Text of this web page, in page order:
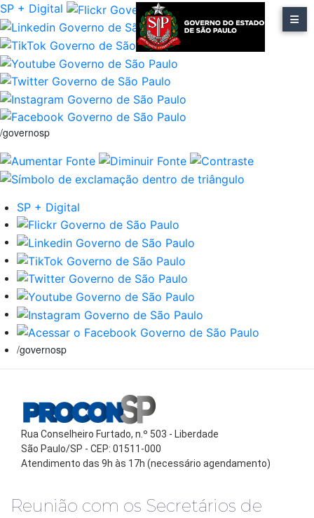
SP + Digital
/governosp
SP + Digital
/governosp
Rua Conselheiro Furtado, n.º 503 - Liberdade
São Paulo/SP - CEP: 01511-000
Atendimento das 9h às 17h (necessário agendamento)
Reunião com os Secretários de